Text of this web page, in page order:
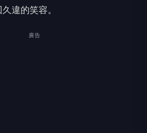
違的笑容。
廣告